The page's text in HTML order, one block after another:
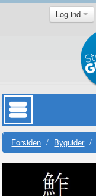
Log ind
Forsiden / Byguider /